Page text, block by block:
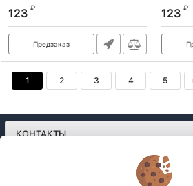
шт.// Сибртех
Артикул: 738707
123 ₽
Предзаказ
шт.//
123 ₽
1 2 3 4 5
КОНТАКТЫ